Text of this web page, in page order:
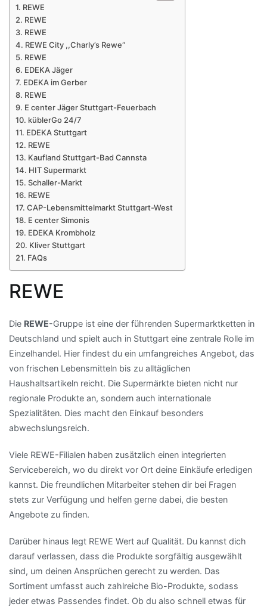
REWE
REWE
REWE
REWE City ,,Charly’s Rewe“
REWE
EDEKA Jäger
EDEKA im Gerber
REWE
E center Jäger Stuttgart-Feuerbach
küblerGo 24/7
EDEKA Stuttgart
REWE
Kaufland Stuttgart-Bad Cannsta
HIT Supermarkt
Schaller-Markt
REWE
CAP-Lebensmittelmarkt Stuttgart-West
E center Simonis
EDEKA Krombholz
Kliver Stuttgart
FAQs
REWE
Die REWE-Gruppe ist eine der führenden Supermarktketten in
Deutschland und spielt auch in Stuttgart eine zentrale Rolle im
Einzelhandel. Hier findest du ein umfangreiches Angebot, das
von frischen Lebensmitteln bis zu alltäglichen
Haushaltsartikeln reicht. Die Supermärkte bieten nicht nur
regionale Produkte an, sondern auch internationale
Spezialitäten. Dies macht den Einkauf besonders
abwechslungsreich.
Viele REWE-Filialen haben zusätzlich einen integrierten
Servicebereich, wo du direkt vor Ort deine Einkäufe erledigen
kannst. Die freundlichen Mitarbeiter stehen dir bei Fragen
stets zur Verfügung und helfen gerne dabei, die besten
Angebote zu finden.
Darüber hinaus legt REWE Wert auf Qualität. Du kannst dich
darauf verlassen, dass die Produkte sorgfältig ausgewählt
sind, um deinen Ansprüchen gerecht zu werden. Das
Sortiment umfasst auch zahlreiche Bio-Produkte, sodass
jeder etwas Passendes findet. Ob du also schnell etwas für